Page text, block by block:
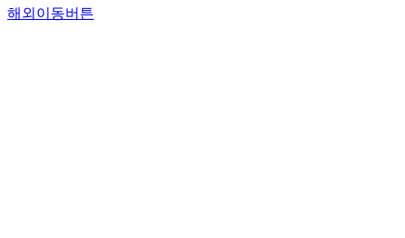
해외이동버튼